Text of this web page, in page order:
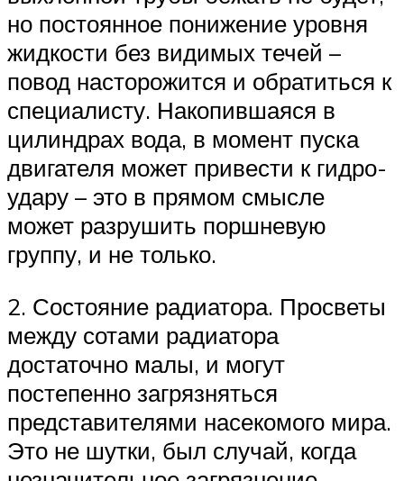
но постоянное понижение уровня
жидкости без видимых течей –
повод насторожится и обратиться к
специалисту. Накопившаяся в
цилиндрах вода, в момент пуска
двигателя может привести к гидро-
удару – это в прямом смысле
может разрушить поршневую
группу, и не только.
2. Состояние радиатора. Просветы
между сотами радиатора
достаточно малы, и могут
постепенно загрязняться
представителями насекомого мира.
Это не шутки, был случай, когда